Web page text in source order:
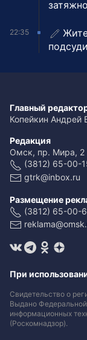
22:35
Главный
Копейкин Андрей
Редакция
Омск, пр. Мира, 2
(3812) 65-00-
gtrk@inbox.ru
Размещение
(3812) 65-00-
При
Свидетельство о
Выдано
информационных
(Роскомнадзор).